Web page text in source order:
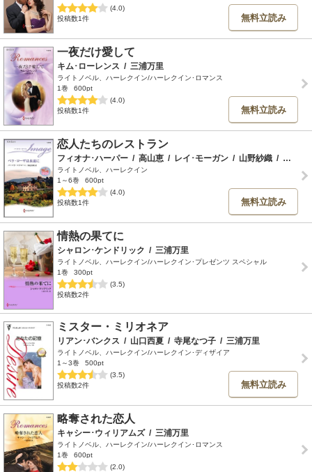
(4.0)
投稿数1件
無料立読み
一夜だけ愛して
キム･ローレンス / 三浦万里
ライトノベル、ハーレクイン/ハーレクイン･ロマンス
1巻
600pt
(4.0)
投稿数1件
無料立読み
恋人たちのレストラン
フィオナ･ハーパー / 高山恵 / レイ･モーガン / 山野紗織 /
ライトノベル、ハーレクイン
1～6巻
600pt
(4.0)
投稿数1件
無料立読み
情熱の果てに
シャロン･ケンドリック / 三浦万里
ライトノベル、ハーレクイン/ハーレクイン･プレゼンツ スペシャル
1巻
300pt
(3.5)
投稿数2件
ミスター・ミリオネア
リアン･バンクス / 山口西夏 / 寺尾なつ子 / 三浦万里
ライトノベル、ハーレクイン/ハーレクイン･ディザイア
1～3巻
500pt
(3.5)
投稿数2件
無料立読み
略奪された恋人
キャシー･ウィリアムズ / 三浦万里
ライトノベル、ハーレクイン/ハーレクイン･ロマンス
1巻
600pt
(2.0)